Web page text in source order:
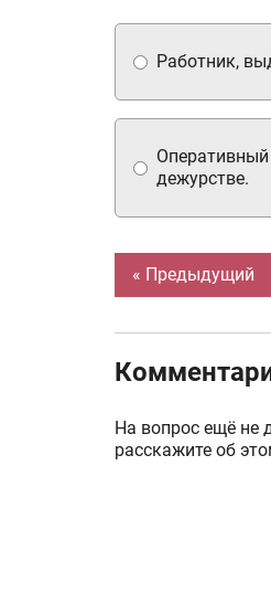
дежурстве.
Работник,
« Предыдущий
На вопрос ещё не
расскажите об